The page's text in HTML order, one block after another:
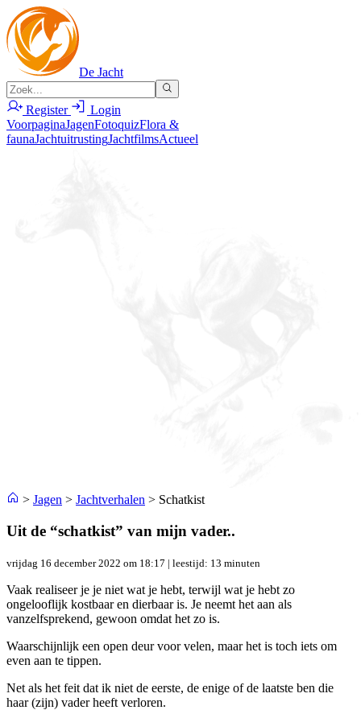
De Jacht
Register
Login
VoorpaginaJagenFotoquizFlora &
faunaJachtuitrustingJachtfilmsActueel
> Jagen > Jachtverhalen > Schatkist
Uit de “schatkist” van mijn vader..
vrijdag 16 december 2022 om 18:17 | leestijd: 13 minuten
Vaak realiseer je je niet wat je hebt, terwijl wat je hebt zo
ongelooflijk kostbaar en dierbaar is. Je neemt het aan als
vanzelfsprekend, gewoon omdat het zo is.
Waarschijnlijk een open deur voor velen, maar het is toch iets om
even aan te tippen.
Net als het feit dat ik niet de eerste, de enige of de laatste ben die
haar (zijn) vader heeft verloren.